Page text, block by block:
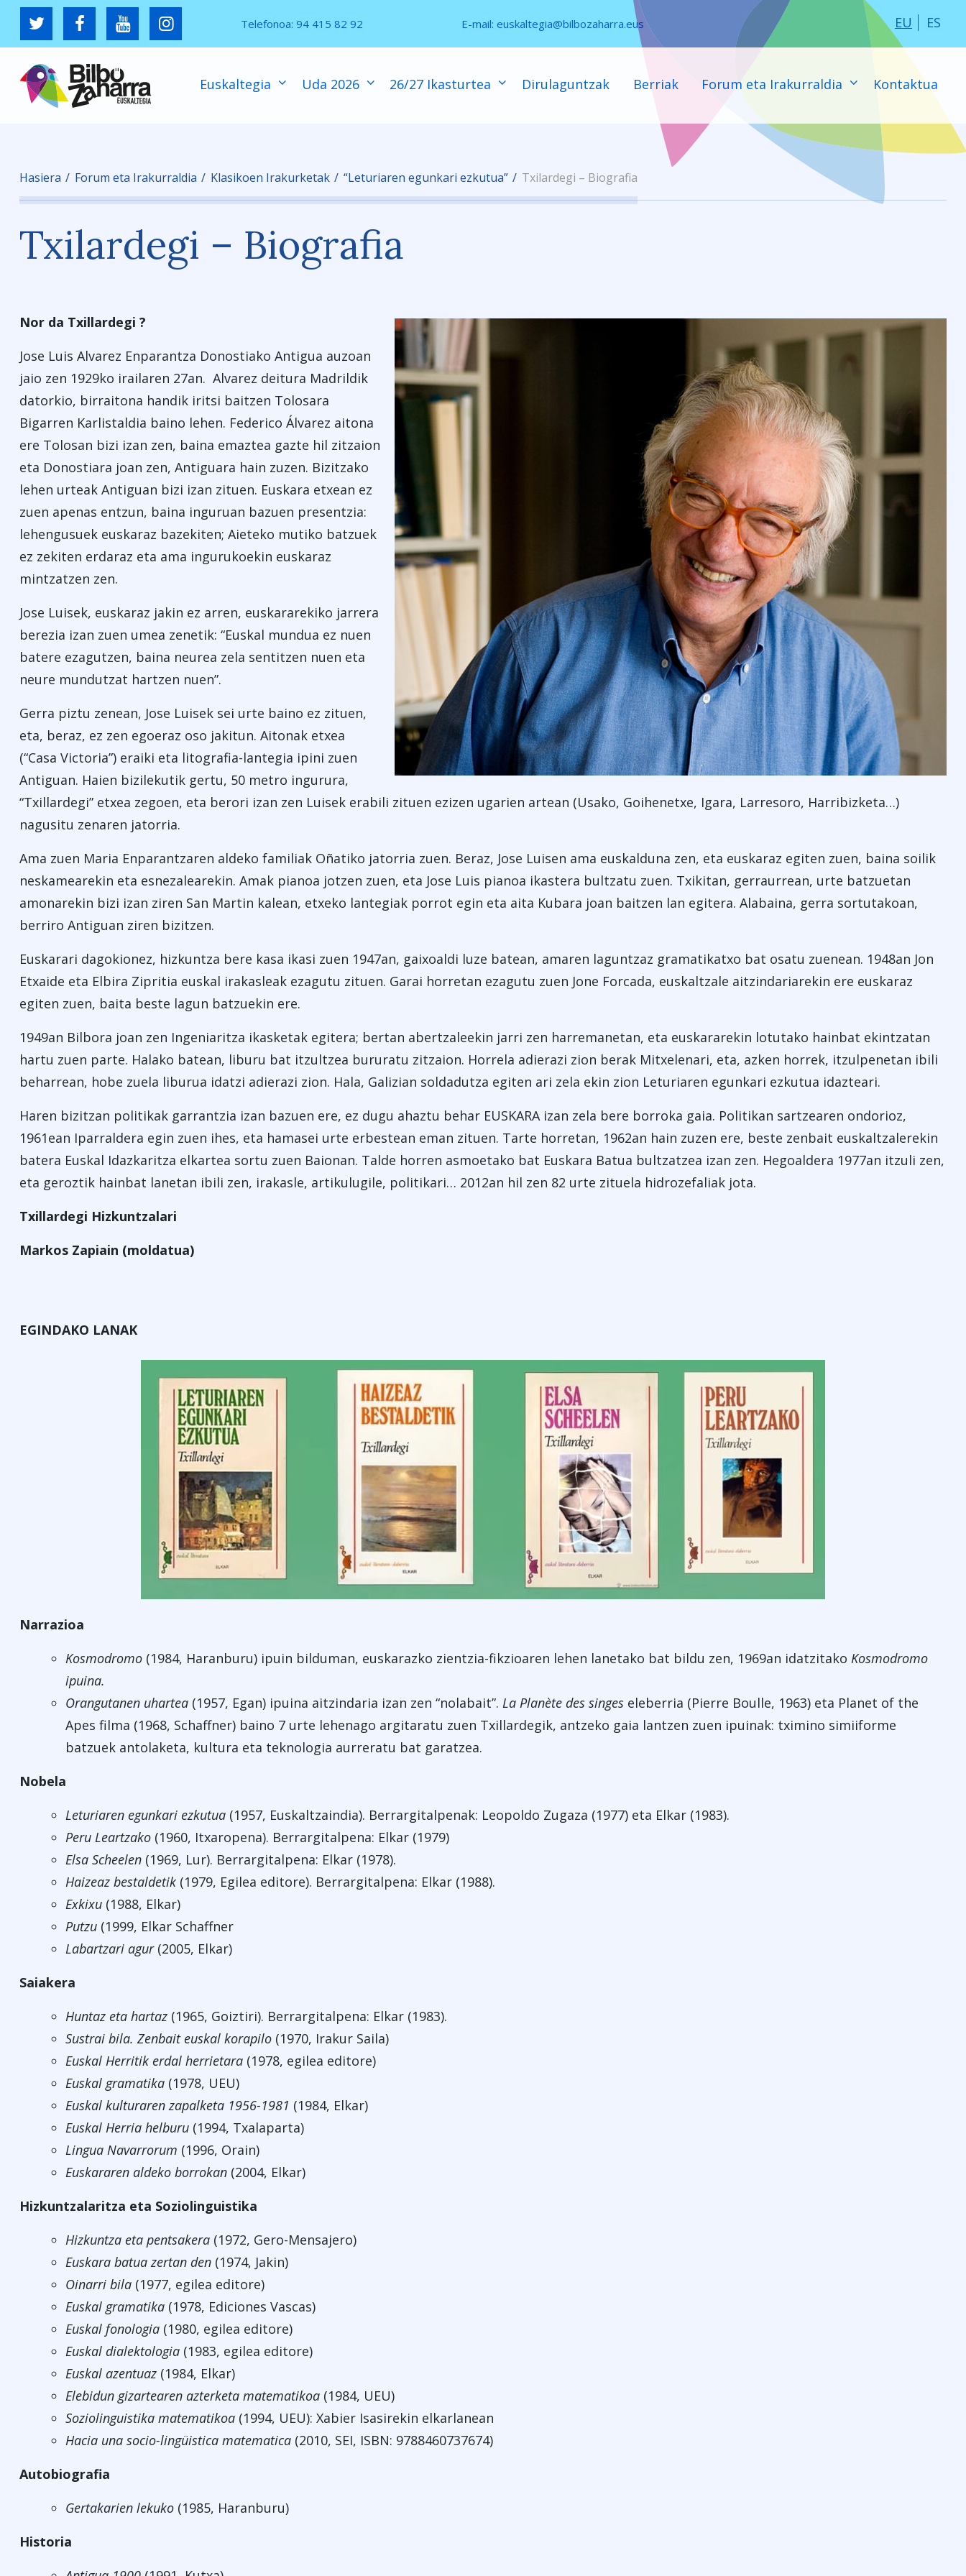
Telefonoa: 94 415 82 92 E-mail: euskaltegia@bilbozaharra.eus EU ES
Euskaltegia Uda 2026 26/27 Ikasturtea Dirulaguntzak Berriak Forum eta Irakurraldia Kontaktua
Hasiera Forum eta Irakurraldia Klasikoen Irakurketak “Leturiaren egunkari ezkutua” Txilardegi – Biografia
Txilardegi – Biografia
Nor da Txillardegi ?
Jose Luis Alvarez Enparantza Donostiako Antigua auzoan
jaio zen 1929ko irailaren 27an. Alvarez deitura Madrildik
datorkio, birraitona handik iritsi baitzen Tolosara
Bigarren Karlistaldia baino lehen. Federico Álvarez aitona
ere Tolosan bizi izan zen, baina emaztea gazte hil zitzaion
eta Donostiara joan zen, Antiguara hain zuzen. Bizitzako
lehen urteak Antiguan bizi izan zituen. Euskara etxean ez
zuen apenas entzun, baina inguruan bazuen presentzia:
lehengusuek euskaraz bazekiten; Aieteko mutiko batzuek
ez zekiten erdaraz eta ama ingurukoekin euskaraz
mintzatzen zen.
Jose Luisek, euskaraz jakin ez arren, euskararekiko jarrera
berezia izan zuen umea zenetik: “Euskal mundua ez nuen
batere ezagutzen, baina neurea zela sentitzen nuen eta
neure mundutzat hartzen nuen”.
Gerra piztu zenean, Jose Luisek sei urte baino ez zituen,
eta, beraz, ez zen egoeraz oso jakitun. Aitonak etxea
(“Casa Victoria”) eraiki eta litografia-lantegia ipini zuen
Antiguan. Haien bizilekutik gertu, 50 metro ingurura,
“Txillardegi” etxea zegoen, eta berori izan zen Luisek erabili zituen ezizen ugarien artean (Usako, Goihenetxe, Igara, Larresoro, Harribizketa…)
nagusitu zenaren jatorria.
Ama zuen Maria Enparantzaren aldeko familiak Oñatiko jatorria zuen. Beraz, Jose Luisen ama euskalduna zen, eta euskaraz egiten zuen, baina soilik
neskamearekin eta esnezalearekin. Amak pianoa jotzen zuen, eta Jose Luis pianoa ikastera bultzatu zuen. Txikitan, gerraurrean, urte batzuetan
amonarekin bizi izan ziren San Martin kalean, etxeko lantegiak porrot egin eta aita Kubara joan baitzen lan egitera. Alabaina, gerra sortutakoan,
berriro Antiguan ziren bizitzen.
Euskarari dagokionez, hizkuntza bere kasa ikasi zuen 1947an, gaixoaldi luze batean, amaren laguntzaz gramatikatxo bat osatu zuenean. 1948an Jon
Etxaide eta Elbira Zipritia euskal irakasleak ezagutu zituen. Garai horretan ezagutu zuen Jone Forcada, euskaltzale aitzindariarekin ere euskaraz
egiten zuen, baita beste lagun batzuekin ere.
1949an Bilbora joan zen Ingeniaritza ikasketak egitera; bertan abertzaleekin jarri zen harremanetan, eta euskararekin lotutako hainbat ekintzatan
hartu zuen parte. Halako batean, liburu bat itzultzea bururatu zitzaion. Horrela adierazi zion berak Mitxelenari, eta, azken horrek, itzulpenetan ibili
beharrean, hobe zuela liburua idatzi adierazi zion. Hala, Galizian soldadutza egiten ari zela ekin zion Leturiaren egunkari ezkutua idazteari.
Haren bizitzan politikak garrantzia izan bazuen ere, ez dugu ahaztu behar EUSKARA izan zela bere borroka gaia. Politikan sartzearen ondorioz,
1961ean Iparraldera egin zuen ihes, eta hamasei urte erbestean eman zituen. Tarte horretan, 1962an hain zuzen ere, beste zenbait euskaltzalerekin
batera Euskal Idazkaritza elkartea sortu zuen Baionan. Talde horren asmoetako bat Euskara Batua bultzatzea izan zen. Hegoaldera 1977an itzuli zen,
eta geroztik hainbat lanetan ibili zen, irakasle, artikulugile, politikari… 2012an hil zen 82 urte zituela hidrozefaliak jota.
Txillardegi Hizkuntzalari
Markos Zapiain (moldatua)
EGINDAKO LANAK
Narrazioa
Kosmodromo (1984, Haranburu) ipuin bilduman, euskarazko zientzia-fikzioaren lehen lanetako bat bildu zen, 1969an idatzitako Kosmodromo
ipuina.
Orangutanen uhartea (1957, Egan) ipuina aitzindaria izan zen “nolabait”. La Planète des singes eleberria (Pierre Boulle, 1963) eta Planet of the
Apes filma (1968, Schaffner) baino 7 urte lehenago argitaratu zuen Txillardegik, antzeko gaia lantzen zuen ipuinak: tximino simiiforme
batzuek antolaketa, kultura eta teknologia aurreratu bat garatzea.
Nobela
Leturiaren egunkari ezkutua (1957, Euskaltzaindia). Berrargitalpenak: Leopoldo Zugaza (1977) eta Elkar (1983).
Peru Leartzako (1960, Itxaropena). Berrargitalpena: Elkar (1979)
Elsa Scheelen (1969, Lur). Berrargitalpena: Elkar (1978).
Haizeaz bestaldetik (1979, Egilea editore). Berrargitalpena: Elkar (1988).
Exkixu (1988, Elkar)
Putzu (1999, Elkar Schaffner
Labartzari agur (2005, Elkar)
Saiakera
Huntaz eta hartaz (1965, Goiztiri). Berrargitalpena: Elkar (1983).
Sustrai bila. Zenbait euskal korapilo (1970, Irakur Saila)
Euskal Herritik erdal herrietara (1978, egilea editore)
Euskal gramatika (1978, UEU)
Euskal kulturaren zapalketa 1956-1981 (1984, Elkar)
Euskal Herria helburu (1994, Txalaparta)
Lingua Navarrorum (1996, Orain)
Euskararen aldeko borrokan (2004, Elkar)
Hizkuntzalaritza eta Soziolinguistika
Hizkuntza eta pentsakera (1972, Gero-Mensajero)
Euskara batua zertan den (1974, Jakin)
Oinarri bila (1977, egilea editore)
Euskal gramatika (1978, Ediciones Vascas)
Euskal fonologia (1980, egilea editore)
Euskal dialektologia (1983, egilea editore)
Euskal azentuaz (1984, Elkar)
Elebidun gizartearen azterketa matematikoa (1984, UEU)
Soziolinguistika matematikoa (1994, UEU): Xabier Isasirekin elkarlanean
Hacia una socio-lingüistica matematica (2010, SEI, ISBN: 9788460737674)
Autobiografia
Gertakarien lekuko (1985, Haranburu)
Historia